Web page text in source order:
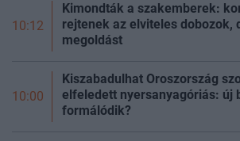
10:12
Kimondták a szakemberek:
rejtenek az elviteles dobozok,
megoldást
10:00
Kiszabadulhat Oroszország
elfeledett nyersanyagóriás: új
formálódik?